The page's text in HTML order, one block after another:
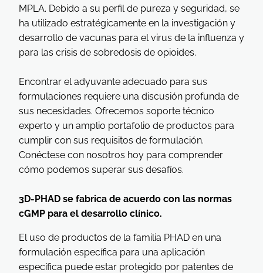
MPLA. Debido a su perfil de pureza y seguridad, se
ha utilizado estratégicamente en la investigación y
desarrollo de vacunas para el virus de la influenza y
para las crisis de sobredosis de opioides.
Encontrar el adyuvante adecuado para sus
formulaciones requiere una discusión profunda de
sus necesidades. Ofrecemos soporte técnico
experto y un amplio portafolio de productos para
cumplir con sus requisitos de formulación.
Conéctese con nosotros hoy para comprender
cómo podemos superar sus desafíos.
3D-PHAD se fabrica de acuerdo con las normas
cGMP para el desarrollo clínico.
El uso de productos de la familia PHAD en una
formulación específica para una aplicación
específica puede estar protegido por patentes de